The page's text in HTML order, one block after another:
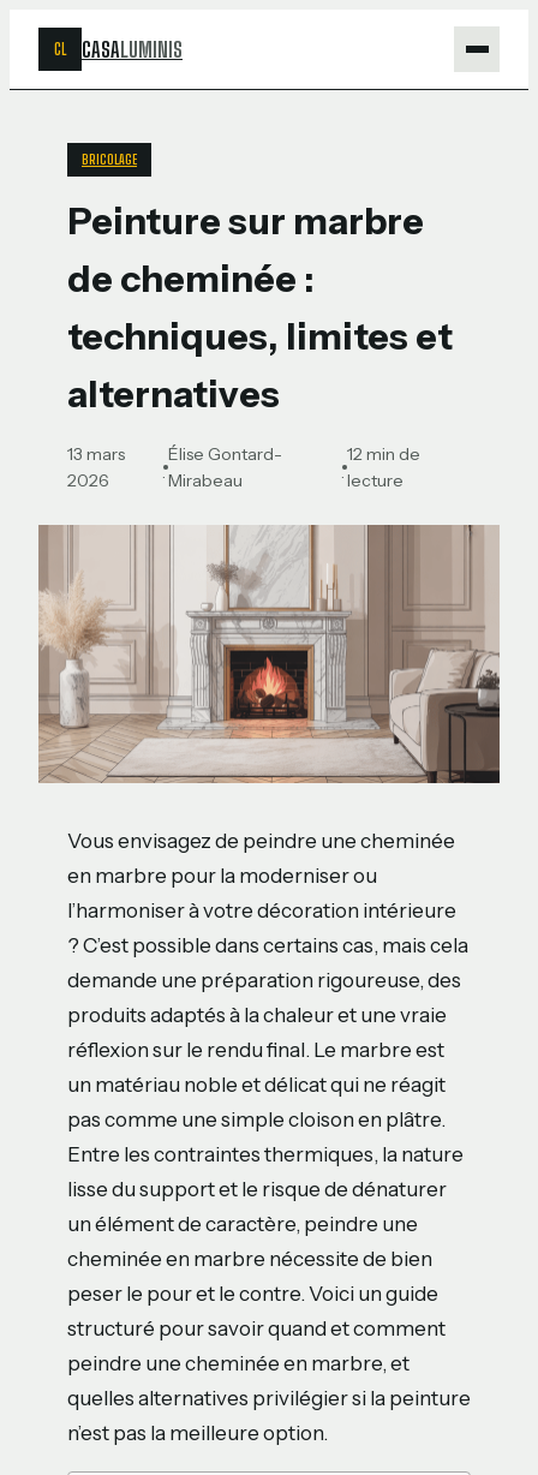
CL CASALUMINIS
BRICOLAGE
Peinture sur marbre
de cheminée :
techniques, limites et
alternatives
13 mars
2026
·
Élise Gontard-
Mirabeau
·
12 min de
lecture
Vous envisagez de peindre une cheminée
en marbre pour la moderniser ou
l’harmoniser à votre décoration intérieure
? C’est possible dans certains cas, mais cela
demande une préparation rigoureuse, des
produits adaptés à la chaleur et une vraie
réflexion sur le rendu final. Le marbre est
un matériau noble et délicat qui ne réagit
pas comme une simple cloison en plâtre.
Entre les contraintes thermiques, la nature
lisse du support et le risque de dénaturer
un élément de caractère, peindre une
cheminée en marbre nécessite de bien
peser le pour et le contre. Voici un guide
structuré pour savoir quand et comment
peindre une cheminée en marbre, et
quelles alternatives privilégier si la peinture
n’est pas la meilleure option.